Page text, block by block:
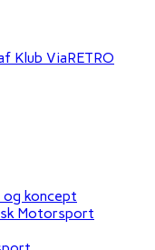
Klub ViaRETRO
og koncept
Motorsport